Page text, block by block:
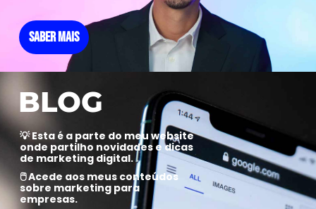
SABER MAIS
BLOG
💡 Esta é a parte do meu website
onde partilho novidades e dicas
de marketing digital.
🖱️ Acede aos meus conteúdos
sobre marketing para
empresas.